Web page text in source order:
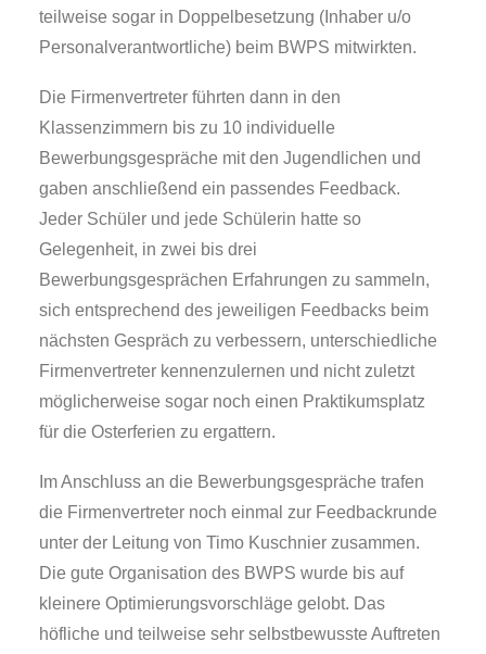
teilweise sogar in Doppelbesetzung (Inhaber u/o
Personalverantwortliche) beim BWPS mitwirkten.
Die Firmenvertreter führten dann in den
Klassenzimmern bis zu 10 individuelle
Bewerbungsgespräche mit den Jugendlichen und
gaben anschließend ein passendes Feedback.
Jeder Schüler und jede Schülerin hatte so
Gelegenheit, in zwei bis drei
Bewerbungsgesprächen Erfahrungen zu sammeln,
sich entsprechend des jeweiligen Feedbacks beim
nächsten Gespräch zu verbessern, unterschiedliche
Firmenvertreter kennenzulernen und nicht zuletzt
möglicherweise sogar noch einen Praktikumsplatz
für die Osterferien zu ergattern.
Im Anschluss an die Bewerbungsgespräche trafen
die Firmenvertreter noch einmal zur Feedbackrunde
unter der Leitung von Timo Kuschnier zusammen.
Die gute Organisation des BWPS wurde bis auf
kleinere Optimierungsvorschläge gelobt. Das
höfliche und teilweise sehr selbstbewusste Auftreten